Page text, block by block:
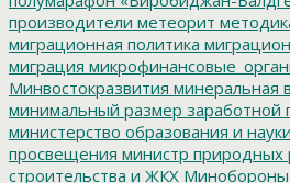
производители метеорит
миграционная политика
миграция
Минвостокразвития минеральная
минимальный размер заработной
министерство образования и
просвещения министр природных
строительства и ЖКХ